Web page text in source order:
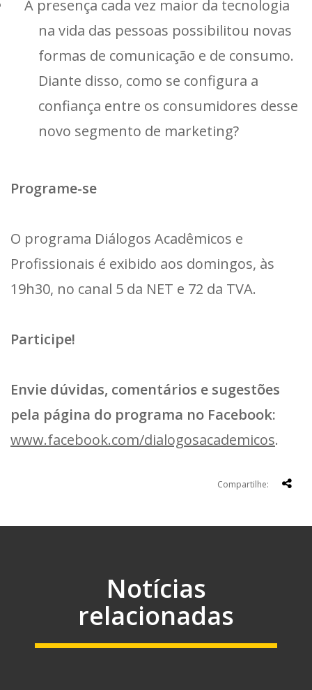
A presença cada vez maior da tecnologia
na vida das pessoas possibilitou novas
formas de comunicação e de consumo.
Diante disso, como se configura a
confiança entre os consumidores desse
novo segmento de marketing?
Programe-se
O programa Diálogos Acadêmicos e
Profissionais é exibido aos domingos, às
19h30, no canal 5 da NET e 72 da TVA.
Participe!
Envie dúvidas, comentários e sugestões
pela página do programa no Facebook:
www.facebook.com/dialogosacademicos.
Compartilhe:
Notícias
relacionadas